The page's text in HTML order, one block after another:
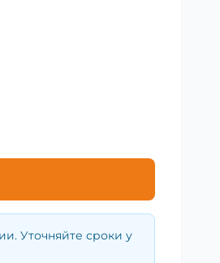
Уточняйте сроки у